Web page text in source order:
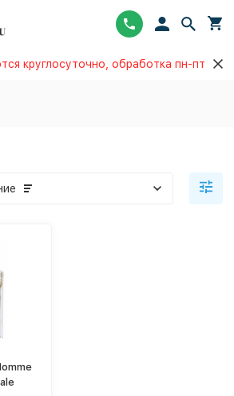
круглосуточно, обработка пн-пт